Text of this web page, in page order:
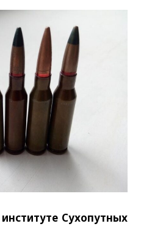
Сухопутных